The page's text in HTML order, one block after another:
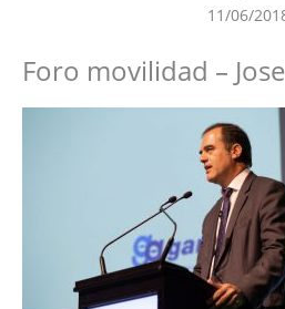
11/06/
Foro movilidad –